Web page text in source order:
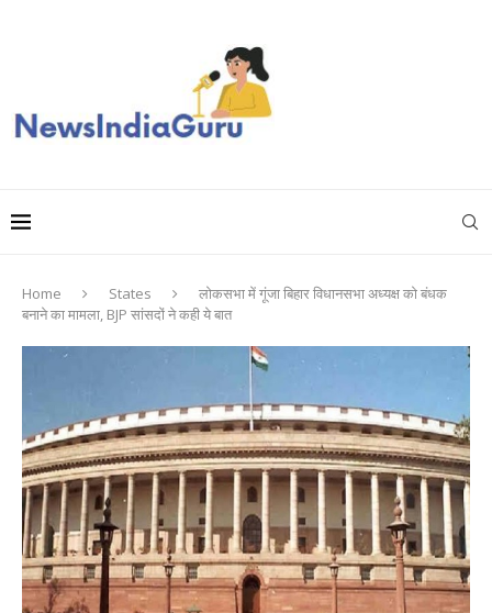
Home States
लोकसभा में गूंजा बिहार विधानसभा अध्यक्ष को बंधक
बनाने का मामला, BJP सांसदों ने कही ये बात